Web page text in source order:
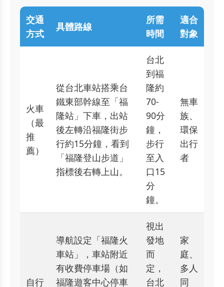
交通
方式
具體路線
所需
時間
適合
對象
火車
（最
推
薦）
從台北車站搭乘台
鐵東部幹線至「福
隆站」下車，出站
後左轉沿福隆街步
行約15分鐘，看到
「福隆登山步道」
指標後右轉上山。
台北
到福
隆約
70-
90分
鐘，
步行
至入
口15
分
鐘。
無車
族、
環保
出行
者
自行
導航設定「福隆火
車站」，車站附近
有收費停車場（如
福隆遊客中心停車
視出
發地
而
定，
台北
家
庭、
多人
同